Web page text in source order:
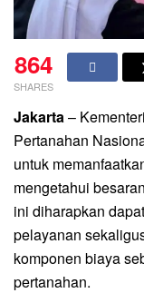
864
SHARES
Jakarta–
Pertanahan
untuk
mengetahui
ini diharapkan
pelayanan
komponen biaya
pertanahan.